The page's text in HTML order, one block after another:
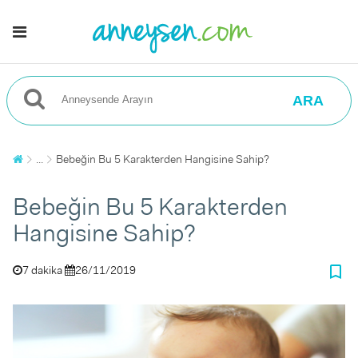
ARA
... Bebeğin Bu 5 Karakterden Hangisine Sahip?
Bebeğin Bu 5 Karakterden
Hangisine Sahip?
7 dakika 26/11/2019 bookmark_border